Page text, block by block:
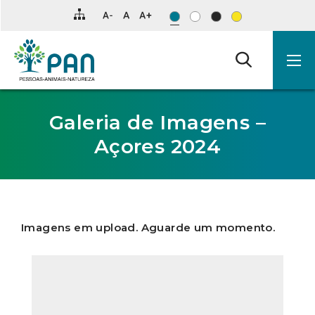
para
conteúdo
principal
da
Galeria de Imagens –
Açores 2024
Imagens em upload. Aguarde um momento.